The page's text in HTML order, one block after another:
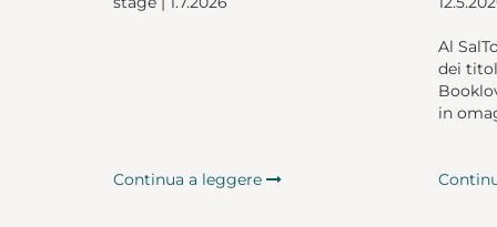
Continua a leggere
Al
dei
in